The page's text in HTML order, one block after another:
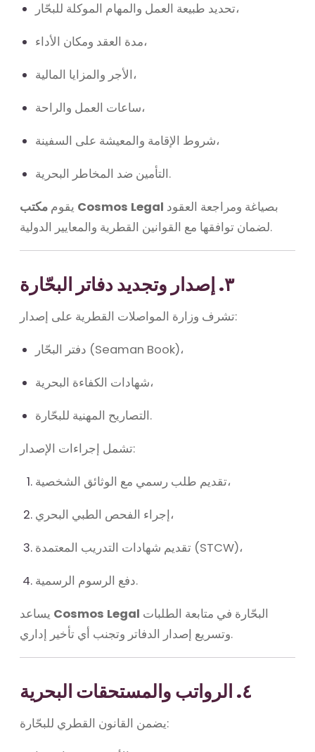
تحديد طبيعة العمل والمهام الموكلة للبحّار،
مدة العقد ومكان الأداء،
الأجر والمزايا المالية،
ساعات العمل والراحة،
شروط الإقامة والمعيشة على السفينة،
التأمين ضد المخاطر البحرية.
يقوم مكتب Cosmos Legal
لضمان توافقها مع القوانين القطرية والمعايير الدولية.
٣. إصدار وتجديد دفاتر البحّارة
تشرف وزارة المواصلات القطرية على إصدار:
دفتر البحّار (Seaman Book)،
شهادات الكفاءة البحرية،
التصاريح المهنية للبحّارة.
تشمل إجراءات الإصدار:
تقديم طلب رسمي مع الوثائق الشخصية،
إجراء الفحص الطبي البحري،
تقديم شهادات التدريب المعتمدة (STCW)،
دفع الرسوم الرسمية.
Cosmos Legal
وتسريع إصدار الدفاتر وتجنب أي تأخير إداري.
٤. الرواتب والمستحقات البحرية
يضمن القانون القطري للبحّارة: